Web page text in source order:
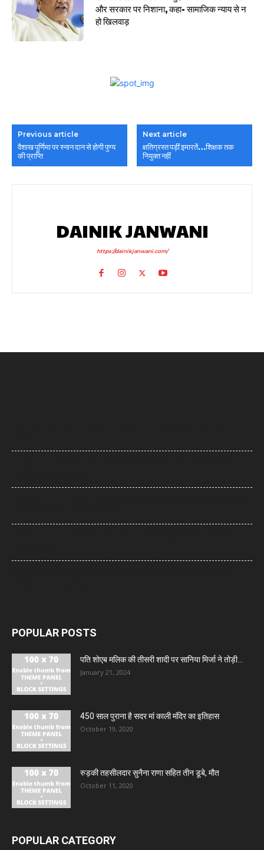
और सरकार पर निशाना, कहा- सामाजिक न्याय से न
हो खिलवाड़
Previous article
वैशाख पूर्णिमा पर स्नान दान से होगी पुण्य
की प्राप्ति
Next article
क्षतिग्रस्त पड़ीं इमारतें…शिक्षक तक
नियुक्त नहीं
DAINIK JANWANI
https://dainikjanwani.com/
POPULAR POSTS
पति शोएब मलिक की तीसरी शादी पर सानिया मिर्जा ने तोड़ी...
January 21, 2024
450 साल पुराना है सदर मां काली मंदिर का इतिहास
October 19, 2020
रुड़की तहसीलदार सुनैना राणा सहित तीन डूबे, मौत
October 11, 2020
POPULAR CATEGORY